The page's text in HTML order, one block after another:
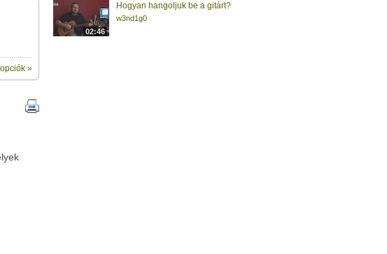
»
02:46
Hogyan hangoljuk be a gitárt?
w3nd1g0